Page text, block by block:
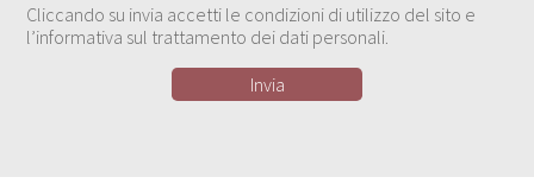
Cliccando su invia accetti le condizioni di utilizzo del sito e
l’informativa sul trattamento dei dati personali.